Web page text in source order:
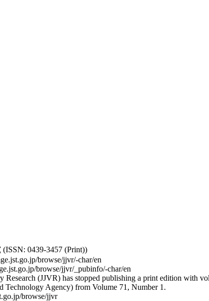
0439-3457 (Print))
browse/jjvr/-char/en
browse/jjvr/_pubinfo/-char/en
Research (JJVR) has stopped publishing a print edition with
Technology Agency) from Volume 71, Number 1.
browse/jjvr